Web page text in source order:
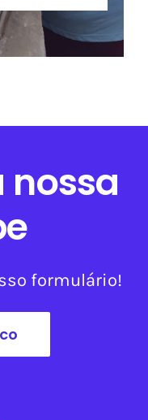
nossa
formulário!